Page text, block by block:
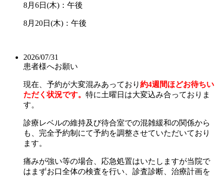
8月6日(木)：午後
8月20日(木)：午後
2026/07/31
患者様へお願い
現在、予約が大変混みあっており 約4週間ほどお待ちい
ただく状況です。 特に土曜日は大変込み合っておりま
す。
診療レベルの維持及び待合室での混雑緩和の関係から
も、完全予約制にて予約を調整させていただいており
ます。
痛みが強い等の場合、応急処置はいたしますが当院で
はまずお口全体の検査を行い、診査診断、治療計画を